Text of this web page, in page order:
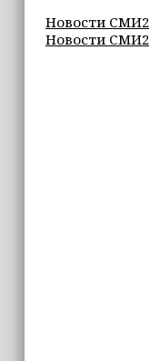
16:55
Новости СМИ2
Новости СМИ2